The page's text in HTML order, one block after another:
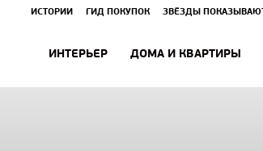
ИСТОРИИ ГИД ПОКУПОК ЗВЁЗДЫ ПОКАЗЫВАЮТ
ИНТЕРЬЕР ДОМА И КВАРТИРЫ